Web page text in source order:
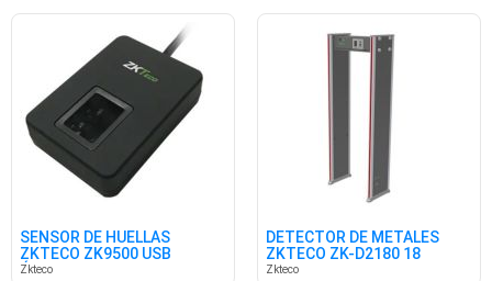
SENSOR DE HUELLAS
ZKTECO ZK9500 USB
ÓPTICO
Zkteco
DETECTOR DE METALES
ZKTECO ZK-D2180 18
ZONAS
Zkteco